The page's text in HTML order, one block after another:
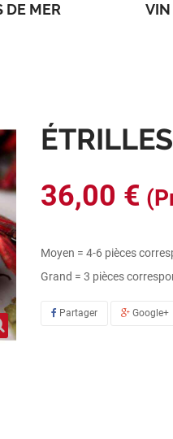
DE MER VIN
36,00 €
Moyen = 4-6 pièces
Grand = 3 pièces
Partager Google+